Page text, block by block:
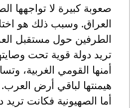
صعوبة كبيرة لا تواجهها
العراق. وسبب ذلك هو
الطرفين حول مستقبل
تريد دولة قوية تحت
أمنها القومي الغربية،
هيمنتها لباقي أرض العرب.
أما الصهيونية فكانت تريد